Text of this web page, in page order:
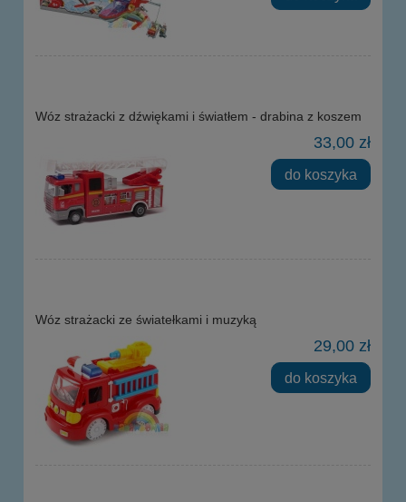
Wóz strażacki z dźwiękami i światłem - drabina z koszem
33,00 zł
do koszyka
Wóz strażacki ze światełkami i muzyką
29,00 zł
do koszyka